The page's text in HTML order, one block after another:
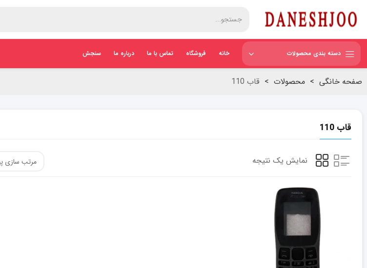
دسته بندی محصولات خانه فروشگاه تماس با ما درباره ما سنجش
صفحه خانگی > محصولات > قاب 110
قاب 110
نمایش یک نتیجه